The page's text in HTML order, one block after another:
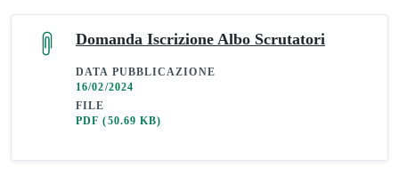
Domanda Iscrizione Albo Scrutatori
DATA PUBBLICAZIONE
16/02/2024
FILE
PDF(50.69 KB)